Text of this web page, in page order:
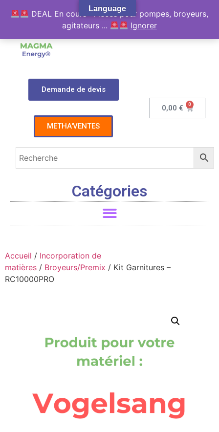
Demande de devis
METHA'VENTES
0,00€ 0
Catégories
Accueil / Incorporation de
matières / Broyeurs/Premix / Kit Garnitures –
RC10000PRO
Language
DEAL En cours : Pièces pour pompes, broyeurs,
agitateurs ...
Ignorer